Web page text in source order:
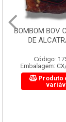
BOMBOM BOV
DE
Código:
Embalagem:
Produto